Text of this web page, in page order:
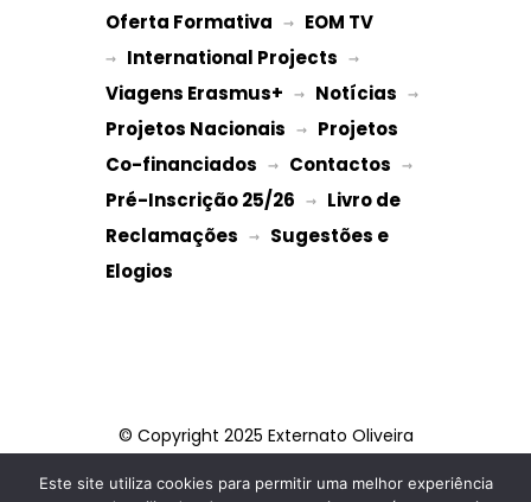
Oferta Formativa → EOM TV
→ International Projects
Viagens Erasmus+ → Notícias
Projetos Nacionais → Projetos
Co-financiados → Contactos
Pré-Inscrição 25/26 → Livro de
Reclamações → Sugestões e
Elogios
© Copyright 2025 Externato Oliveira
Este site utiliza cookies para permitir uma melhor experiência